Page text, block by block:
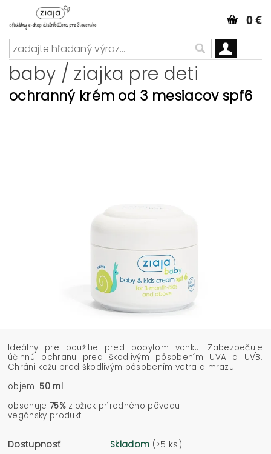
0 €
baby / ziajka pre deti
ochranný krém od 3 mesiacov spf6
Ideálny pre použitie pred pobytom vonku. Zabezpečuje
účinnú ochranu pred škodlivým pôsobením UVA a UVB.
Chráni kožu pred škodlivým pôsobením vetra a mrazu.
objem: 50 ml
obsahuje 75%zložiek prírodného pôvodu
vegánsky produkt
Dostupnosť Skladom (>5 ks)